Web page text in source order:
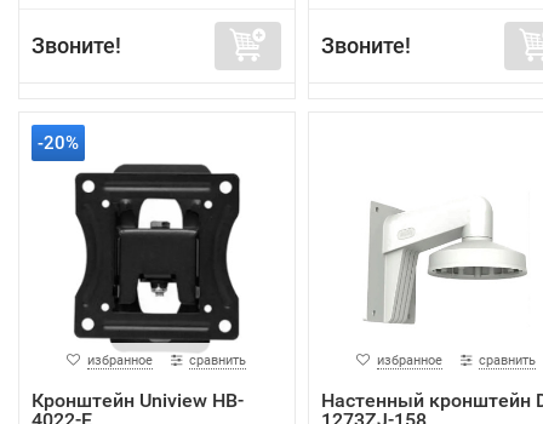
Звоните! Звоните!
-20%
избранное сравнить
Кронштейн Uniview HB-
избранное сравнить
Настенный кронштейн